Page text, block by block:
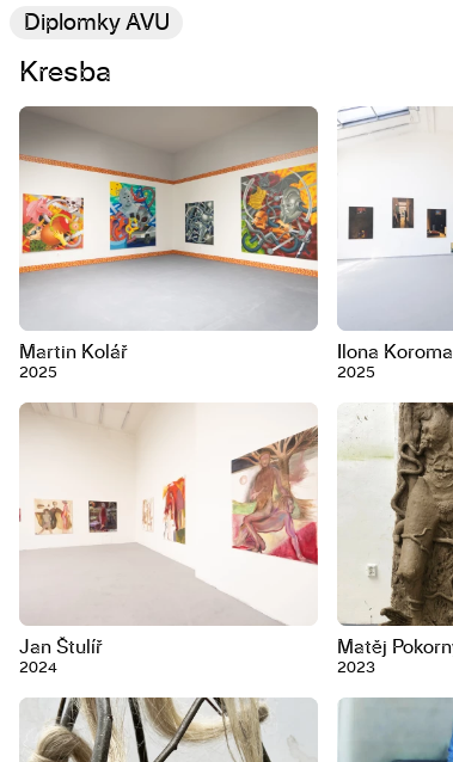
Diplomky AVU
Kresba
Martin Kolář
2025
Ilona
2025
Jan Štulíř
2024
Matěj
2023